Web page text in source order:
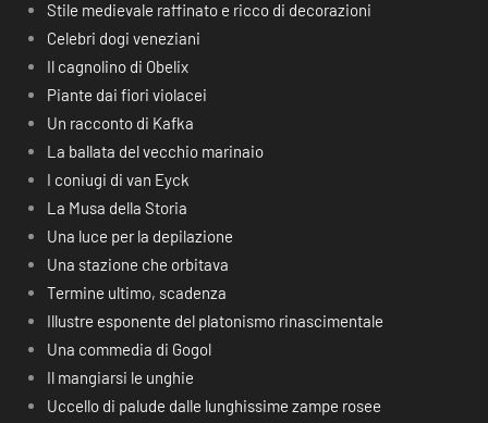
Stile medievale raffinato e ricco di decorazioni
Celebri dogi veneziani
Il cagnolino di Obelix
Piante dai fiori violacei
Un racconto di Kafka
La ballata del vecchio marinaio
I coniugi di van Eyck
La Musa della Storia
Una luce per la depilazione
Una stazione che orbitava
Termine ultimo, scadenza
Illustre esponente del platonismo rinascimentale
Una commedia di Gogol
Il mangiarsi le unghie
Uccello di palude dalle lunghissime zampe rosee